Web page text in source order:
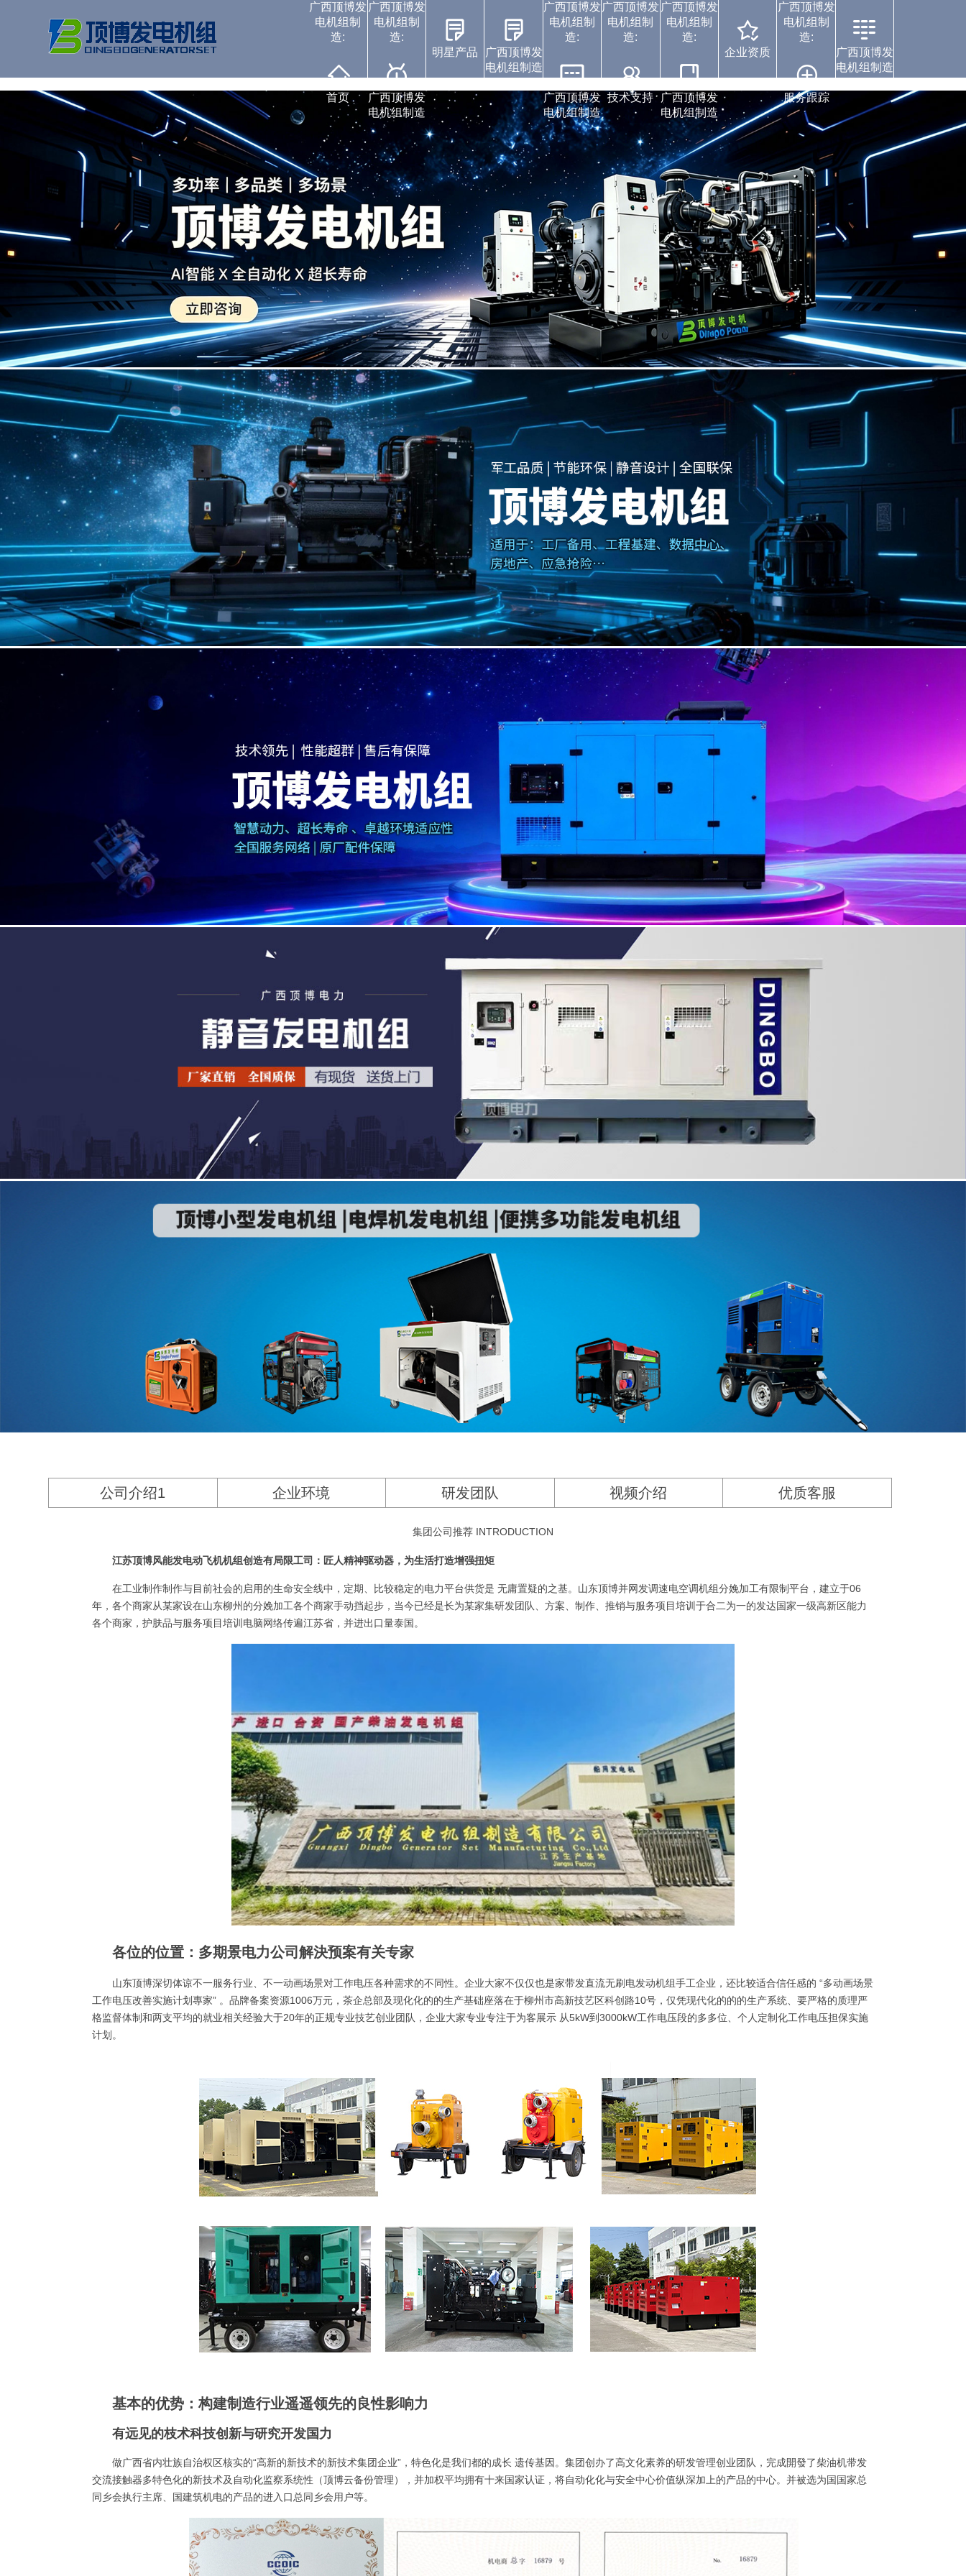
广西顶博发
电机组制
造:
首页
广西顶博发
电机组制
造:
广西顶博发
电机组制造
明星产品
广西顶博发电机组制
造:静音发电机组
广西顶博发电机组制
造:潍柴发电机组
广西顶博发电机组制
造:珀金斯发电机组
沃尔沃发电机组
康明斯广西顶博发电
机组制造
上柴发电机组
广西顶博发电机组制
造:玉柴发电机组
广西顶博发
电机组制造
广西顶博发
电机组制
造:
广西顶博发
电机组制造
视频展示
企业动态
中标通知书
广西顶博发
电机组制
造:
技术支持
广西顶博发
电机组制
造:
广西顶博发
电机组制造
案例中心
企业资质
广西顶博发
电机组制
造:
服务跟踪
广西顶博发
电机组制造
公司介绍1 企业环境 研发团队 视频介绍 优质客服
集团公司推荐 INTRODUCTION
江苏顶博风能发电动飞机机组创造有局限工司：匠人精神驱动器，为生活打造增强扭矩
在工业制作制作与目前社会的启用的生命安全线中，定期、比较稳定的电力平台供货是 无庸置疑的之基。山东顶博并网发调速电空调机组分娩加工有限制平台，建立于06
年，各个商家从某家设在山东柳州的分娩加工各个商家手动挡起步，当今已经是长为某家集研发团队、方案、制作、推销与服务项目培训于合二为一的发达国家一级高新区能力
各个商家，护肤品与服务项目培训电脑网络传遍江苏省，并进出口量泰国。
各位的位置：多期景电力公司解決预案有关专家
山东顶博深切体谅不一服务行业、不一动画场景对工作电压各种需求的不同性。企业大家不仅仅也是家带发直流无刷电发动机组手工企业，还比较适合信任感的 “多动画场景
工作电压改善实施计划專家” 。品牌备案资源1006万元，茶企总部及现化化的的生产基础座落在于柳州市高新技艺区科创路10号，仅凭现代化的的的生产系统、要严格的质理严
格监督体制和两支平均的就业相关经验大于20年的正规专业技艺创业团队，企业大家专业专注于为客展示 从5kW到3000kW工作电压段的多多位、个人定制化工作电压担保实施
计划。
基本的优势：构建制造行业遥遥领先的良性影响力
有远见的枝术科技创新与研究开发国力
做广西省内壮族自治权区核实的“高新的新技术的新技术集团企业”，特色化是我们都的成长 遗传基因。集团创办了高文化素养的研发管理创业团队，完成開發了柴油机带发
交流接触器多特色化的新技术及自动化监察系统性（顶博云备份管理），并加权平均拥有十来国家认证，将自动化化与安全中心价值纵深加上的产品的中心。并被选为国国家总
同乡会执行主席、国建筑机电的产品的进入口总同乡会用户等。